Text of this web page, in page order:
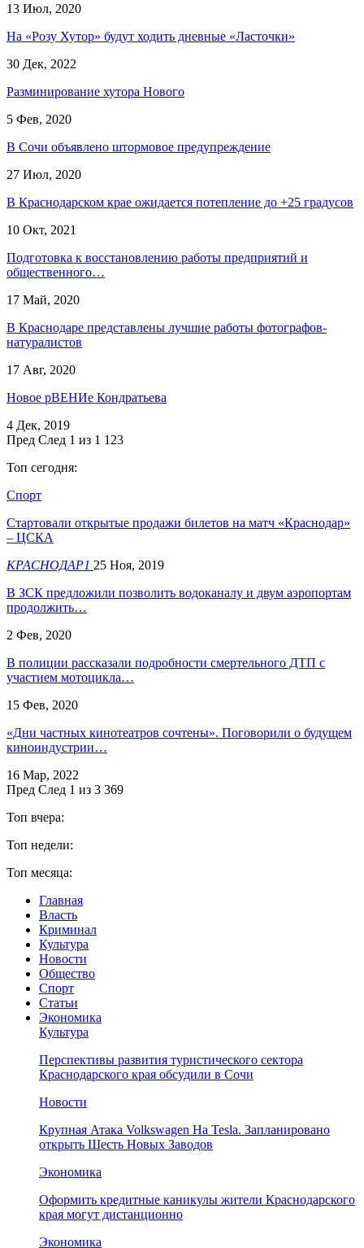
13 Июл, 2020
На «Розу Хутор» будут ходить дневные «Ласточки»
30 Дек, 2022
Разминирование хутора Нового
5 Фев, 2020
В Сочи объявлено штормовое предупреждение
27 Июл, 2020
В Краснодарском крае ожидается потепление до +25 градусов
10 Окт, 2021
Подготовка к восстановлению работы предприятий и
общественного…
17 Май, 2020
В Краснодаре представлены лучшие работы фотографов-
натуралистов
17 Авг, 2020
Новое рВЕНИе Кондратьева
4 Дек, 2019
Пред След 1 из 1 123
Топ сегодня:
Спорт
Стартовали открытые продажи билетов на матч «Краснодар»
– ЦСКА
КРАСНОДАР1 25 Ноя, 2019
В ЗСК предложили позволить водоканалу и двум аэропортам
продолжить…
2 Фев, 2020
В полиции рассказали подробности смертельного ДТП с
участием мотоцикла…
15 Фев, 2020
«Дни частных кинотеатров сочтены». Поговорили о будущем
киноиндустрии…
16 Мар, 2022
Пред След 1 из 3 369
Топ вчера:
Топ недели:
Топ месяца:
Главная
Власть
Криминал
Культура
Новости
Общество
Спорт
Статьи
Экономика
Культура
Перспективы развития туристического сектора
Краснодарского края обсудили в Сочи
Новости
Крупная Атака Volkswagen На Tesla. Запланировано
открыть Шесть Новых Заводов
Экономика
Оформить кредитные каникулы жители Краснодарского
края могут дистанционно
Экономика